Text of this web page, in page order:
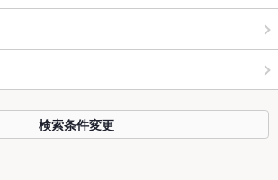
検索条件変更